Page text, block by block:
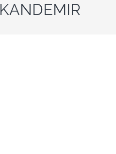
KANDEMIR